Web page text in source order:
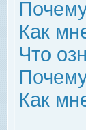
Как
Что
Как